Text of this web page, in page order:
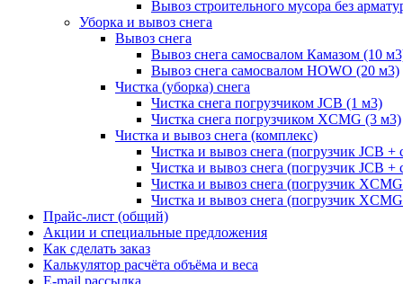
Вывоз строительного мусора без
Уборка и вывоз снега
Вывоз снега
Вывоз снега самосвалом Камазом (10
Вывоз снега самосвалом HOWO (20 м3)
Чистка (уборка) снега
Чистка снега погрузчиком JCB (1 м3)
Чистка снега погрузчиком XCMG (3 м3)
Чистка и вывоз снега (комплекс)
Чистка и вывоз снега (погрузчик JCB +
Чистка и вывоз снега (погрузчик JCB +
Чистка и вывоз снега (погрузчик
Чистка и вывоз снега (погрузчик
Прайс-лист (общий)
Акции и специальные предложения
Как сделать заказ
Калькулятор расчёта объёма и веса
E-mail рассылка